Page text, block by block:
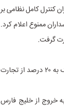
۲۰۲۶، جمهوری اسلامی ایران کنترل کامل نظامی بر
ممنوع اعلام کرد.
گرفت.
تنگه هرمز که روزانه حدود ۲۰ میلیون بشکه نفت (معادل ۲۰ درصد مصرف جهانی) و نزدیک به ۲۰ درصد از تجارت
خروج از خلیج فارس